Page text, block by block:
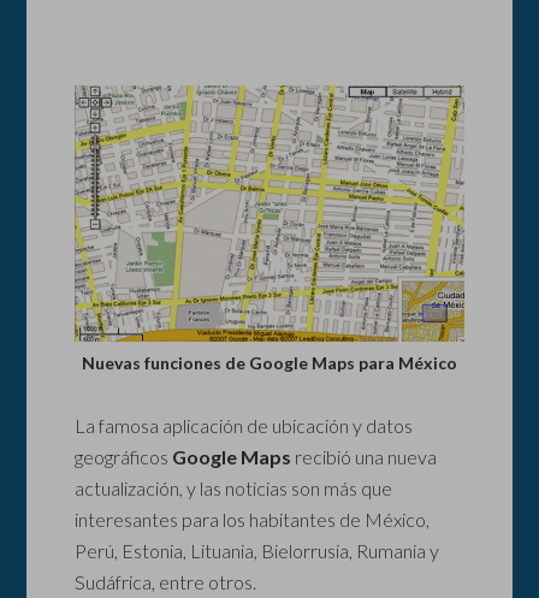
Nuevas funciones de Google Maps para México
La famosa aplicación de ubicación y datos
geográficos Google Maps recibió una nueva
actualización, y las noticias son más que
interesantes para los habitantes de México,
Perú, Estonia, Lituania, Bielorrusia, Rumania y
Sudáfrica, entre otros.